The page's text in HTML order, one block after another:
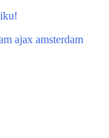
ajax amsterdam